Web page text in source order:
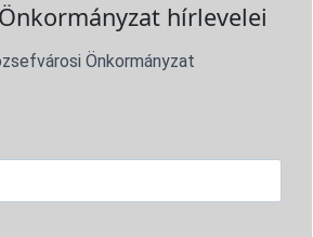
hírlevelei
Önkormányzat